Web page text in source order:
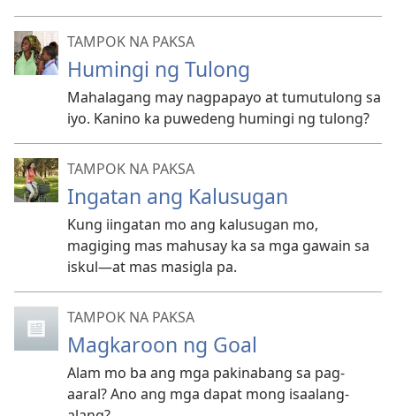
TAMPOK NA PAKSA
Humingi ng Tulong
Mahalagang may nagpapayo at tumutulong sa
iyo. Kanino ka puwedeng humingi ng tulong?
TAMPOK NA PAKSA
Ingatan ang Kalusugan
Kung iingatan mo ang kalusugan mo,
magiging mas mahusay ka sa mga gawain sa
iskul—at mas masigla pa.
TAMPOK NA PAKSA
Magkaroon ng Goal
Alam mo ba ang mga pakinabang sa pag-
aaral? Ano ang mga dapat mong isaalang-